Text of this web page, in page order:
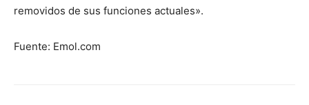
removidos de sus funciones actuales».
Fuente: Emol.com